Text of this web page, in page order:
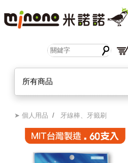
所有商品
➤ 個人用品 / 牙線棒、牙籤刷